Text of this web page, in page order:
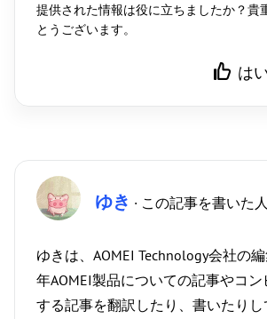
提供された情報は役に立ちましたか？貴
とうございます。
は
ゆき · この記事を書いた人
ゆきは、AOMEI Technology会社の
年AOMEI製品についての記事やコ
する記事を翻訳したり、書いたり